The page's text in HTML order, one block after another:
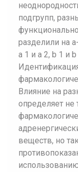
подгрупп,
разделили на
a 1 и a 2, b 1 и
Влияние на
определяет не
веществ, но